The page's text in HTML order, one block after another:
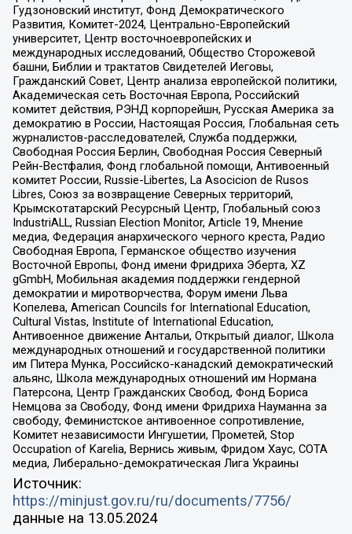
Гудзоновский институт, Фонд Демократического
Развития, Комитет-2024, Центрально-Европейский
университет, Центр восточноевропейских и
международных исследований, Общество Сторожевой
башни, Библии и трактатов Свидетелей Иеговы,
Гражданский Совет, Центр анализа европейской политики,
Академическая сеть Восточная Европа, Российский
комитет действия, РЭНД корпорейшн, Русская Америка за
демократию в России, Настоящая Россия, Глобальная сеть
журналистов-расследователей, Служба поддержки,
Свободная Россия Берлин, Свободная Россия Северный
Рейн-Вестфалия, Фонд глобальной помощи, Антивоенный
комитет России, Russie-Libertes, La Asocicion de Rusos
Libres, Союз за возвращение Северных территорий,
Крымскотатарский Ресурсный Центр, Глобальный союз
IndustriALL, Russian Election Monitor, Article 19, Мнение
медиа, Федерация анархического черного креста, Радио
Свободная Европа, Германское общество изучения
Восточной Европы, Фонд имени Фридриха Эберта, XZ
gGmbH, Мобильная академия поддержки гендерной
демократии и миротворчества, Форум имени Льва
Копелева, American Councils for International Education,
Cultural Vistas, Institute of International Education,
Антивоенное движение Антальи, Открытый диалог, Школа
международных отношений и государственной политики
им Питера Мунка, Российско-канадский демократический
альянс, Школа международных отношений им Нормана
Патерсона, Центр Гражданских Свобод, Фонд Бориса
Немцова за Свободу, Фонд имени Фридриха Науманна за
свободу, Феминистское антивоенное сопротивление,
Комитет независимости Ингушетии, Прометей, Stop
Occupation of Karelia, Вернись живым, Фридом Хаус, СОТА
медиа, Либерально-демократическая Лига Украины
Источник:
https://minjust.gov.ru/ru/documents/7756/
данные на 13.05.2024